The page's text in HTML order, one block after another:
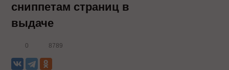
сниппетам страниц в
выдаче
0 8789